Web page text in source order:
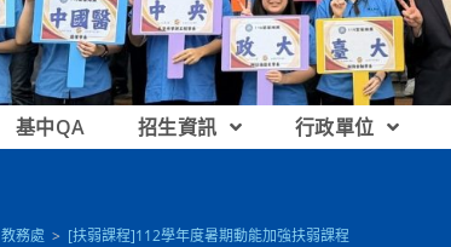
基中QA 招生資訊 行政單位
教務處 > [扶弱課程]112學年度暑期動能加強扶弱課程